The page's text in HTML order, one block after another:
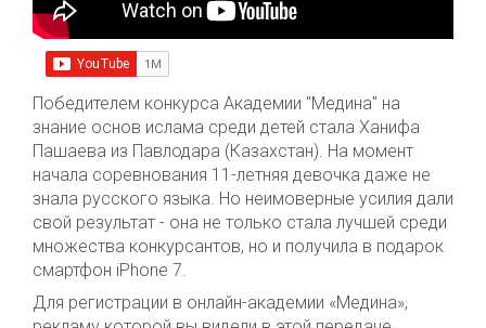
Победителем конкурса Академии "Медина" на
знание основ ислама среди детей стала Ханифа
Пашаева из Павлодара (Казахстан). На момент
начала соревнования 11-летняя девочка даже не
знала русского языка. Но неимоверные усилия дали
свой результат - она не только стала лучшей среди
множества конкурсантов, но и получила в подарок
смартфон iPhone 7.
Для регистрации в онлайн-академии «Медина»,